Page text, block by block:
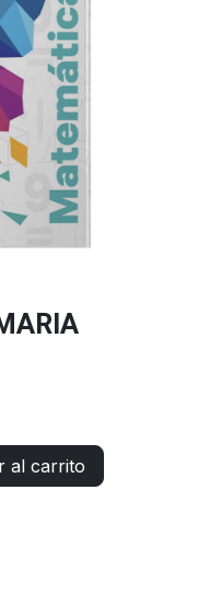
al carrito